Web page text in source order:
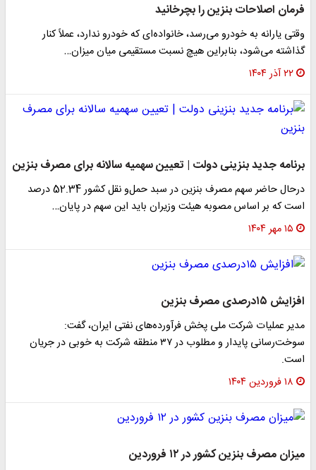
فرمان اصلاحات بنزین را بچرخانید
وقتی یارانه به خودرو می‌رسد، خانواده‌ای که خودرو ندارد، عملاً کنار
گذاشته می‌شود، بنابراین هیچ نسبت مستقیمی میان میزان…
۲۲ آذر ۱۴۰۴
برنامه جدید بنزینی دولت | تعیین سهمیه سالانه برای مصرف بنزین
درحال حاضر سهم مصرف بنزین در سبد حمل‌و نقل کشور 52.34 درصد
است که بر اساس مصوبه هیئت وزیران باید این سهم در پایان…
۱۵ مهر ۱۴۰۴
افزایش ۱۵درصدی مصرف بنزین
مدیر عملیات شرکت ملی پخش فرآورده‌های نفتی ایران، گفت:
سوخت‌رسانی پایدار و مطلوب در ۳۷ منطقه شرکت به خوبی در جریان
است.
۱۸ فروردین ۱۴۰۴
میزان مصرف بنزین کشور در ۱۲ فروردین